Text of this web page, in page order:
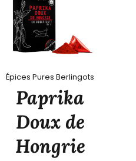
Épices Pures Berlingots
Paprika
Doux de
Hongrie